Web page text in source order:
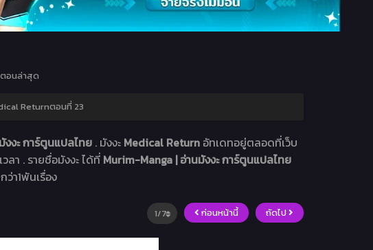
อนล่าสุด
Returnตอนที่ 23
งะ การ์ตูนแปลไทย . มังงะ Medical Return อัทเดทอยู่ตลอดที่เว็บ
า . รายชื่อมังงะ ได้ที่ Murim-Manga | อ่านมังงะ การ์ตูนแปลไทย
า1พันเรื่อง
ก่อนหน้านี้ ถัดไป